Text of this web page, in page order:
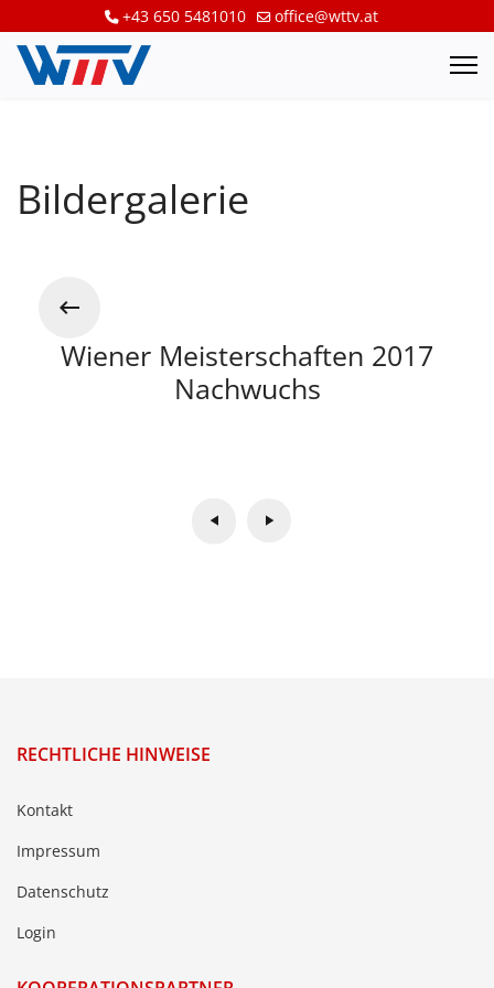
+43 650 5481010 office@wttv.at
Bildergalerie
Wiener Meisterschaften 2017
Nachwuchs
RECHTLICHE HINWEISE
Kontakt
Impressum
Datenschutz
Login